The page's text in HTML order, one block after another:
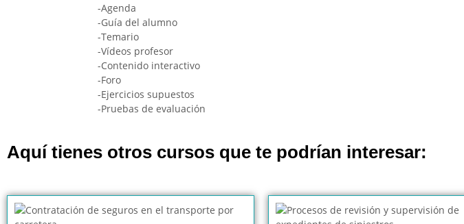
-Agenda
-Guía del alumno
-Temario
-Vídeos profesor
-Contenido interactivo
-Foro
-Ejercicios supuestos
-Pruebas de evaluación
Aquí tienes otros cursos que te podrían interesar: